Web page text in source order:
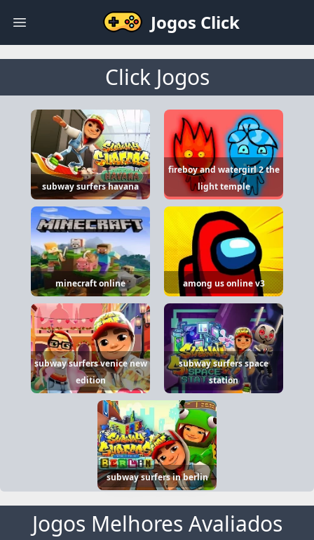
Open main menu Jogos Click
Click Jogos
subway surfers havana
fireboy and watergirl 2 the
light temple
minecraft online among us online v3
subway surfers venice new
edition
subway surfers space
station
subway surfers in berlin
Jogos Melhores Avaliados